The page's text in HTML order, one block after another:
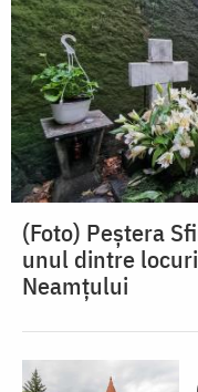
(Foto) Peștera
unul dintre
Neamțului